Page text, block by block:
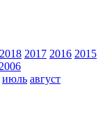
2018 2017 2016 2015
2006
июль август